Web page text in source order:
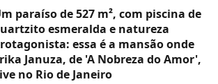
paraíso de 527 m², com piscina de
esmeralda e natureza
essa é a mansão onde
Januza, de 'A Nobreza do Amor',
no Rio de Janeiro